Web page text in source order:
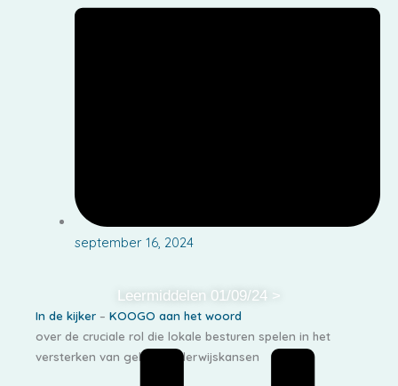
september 16, 2024
Leermiddelen 01/09/24 >
In de kijker – KOOGO aan het woord
over de cruciale rol die lokale besturen spelen in het
versterken van gelijke onderwijskansen